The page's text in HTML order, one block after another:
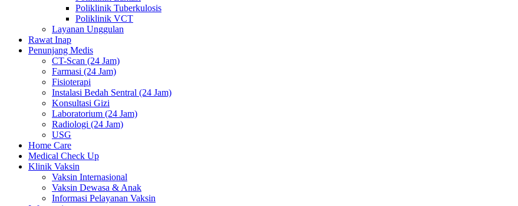
Poliklinik Tuberkulosis
Poliklinik VCT
Layanan Unggulan
Rawat Inap
Penunjang Medis
CT-Scan (24 Jam)
Farmasi (24 Jam)
Fisioterapi
Instalasi Bedah Sentral (24 Jam)
Konsultasi Gizi
Laboratorium (24 Jam)
Radiologi (24 Jam)
USG
Home Care
Medical Check Up
Klinik Vaksin
Vaksin Internasional
Vaksin Dewasa & Anak
Informasi Pelayanan Vaksin